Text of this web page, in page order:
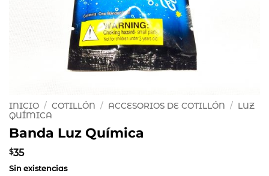
INICIO / COTILLÓN / ACCESORIOS DE COTILLÓN / LUZ
QUÍMICA
Banda Luz Química
$35
Sin existencias